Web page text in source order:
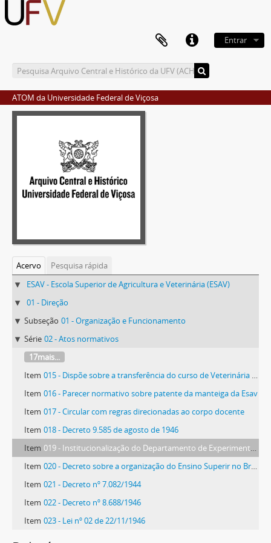
Entrar
ATOM da Universidade Federal de Viçosa
Acervo
Pesquisa rápida
ESAV - Escola Superior de Agricultura e Veterinária (ESAV)
01 - Direção
Subseção 01 - Organização e Funcionamento
Série 02 - Atos normativos
17mais...
Item 015 - Dispõe sobre a transferência do curso de Veterinária para Belo Horizonte
Item 016 - Parecer normativo sobre patente da manteiga da Esav
Item 017 - Circular com regras direcionadas ao corpo docente
Item 018 - Decreto 9.585 de agosto de 1946
Item 019 - Institucionalização do Departamento de Experimentação, Genética e Biometria
Item 020 - Decreto sobre a organização do Ensino Superir no Brasil
Item 021 - Decreto nº 7.082/1944
Item 022 - Decreto nº 8.688/1946
Item 023 - Lei nº 02 de 22/11/1946